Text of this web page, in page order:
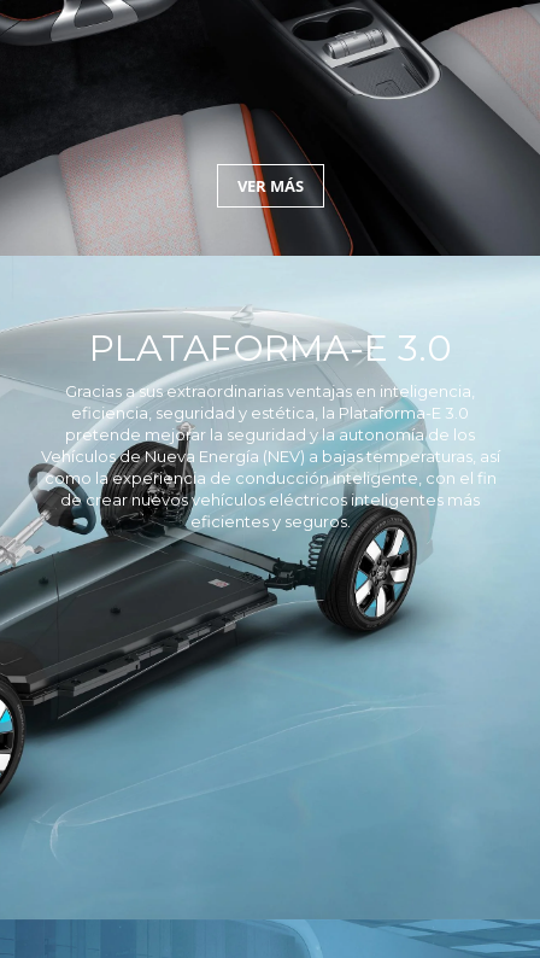
VER MÁS
PLATAFORMA-E 3.0
Gracias a sus extraordinarias ventajas en inteligencia,
eficiencia, seguridad y estética, la Plataforma-E 3.0
pretende mejorar la seguridad y la autonomía de los
Vehículos de Nueva Energía (NEV) a bajas temperaturas, así
como la experiencia de conducción inteligente, con el fin
de crear nuevos vehículos eléctricos inteligentes más
eficientes y seguros.